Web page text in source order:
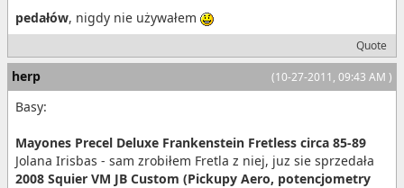
pedałów, nigdy nie używałem
Quote
(10-27-2011, 09:43 AM )
herp
Basy:
Mayones Precel Deluxe Frankenstein Fretless circa 85-89
Jolana Irisbas - sam zrobiłem Fretla z niej, juz sie sprzedała
2008 Squier VM JB Custom (Pickupy Aero, potencjometry